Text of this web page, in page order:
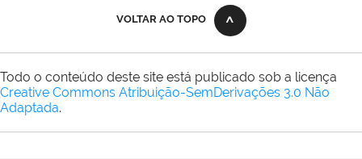
VOLTAR AO TOPO
Todo o conteúdo deste site está publicado sob a licença
Creative Commons Atribuição-SemDerivações 3.0 Não
Adaptada.